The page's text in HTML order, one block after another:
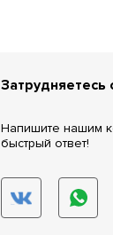
Затрудняетесь
Напишите нашим
быстрый ответ!